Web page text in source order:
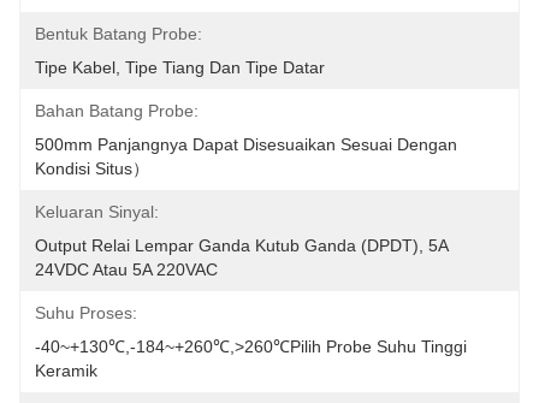
Bentuk Batang Probe:
Tipe Kabel, Tipe Tiang Dan Tipe Datar
Bahan Batang Probe:
500mm Panjangnya Dapat Disesuaikan Sesuai Dengan
Kondisi Situs）
Keluaran Sinyal:
Output Relai Lempar Ganda Kutub Ganda (DPDT), 5A
24VDC Atau 5A 220VAC
Suhu Proses:
-40~+130℃,-184~+260℃,>260℃Pilih Probe Suhu Tinggi
Keramik